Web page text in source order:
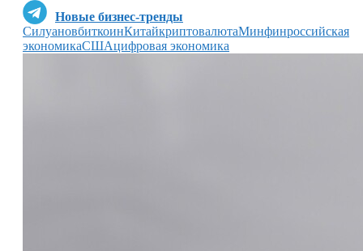
Новые бизнес-тренды
СилуановбиткоинКитайкриптовалютаМинфинроссийская
экономикаСШАцифровая экономика